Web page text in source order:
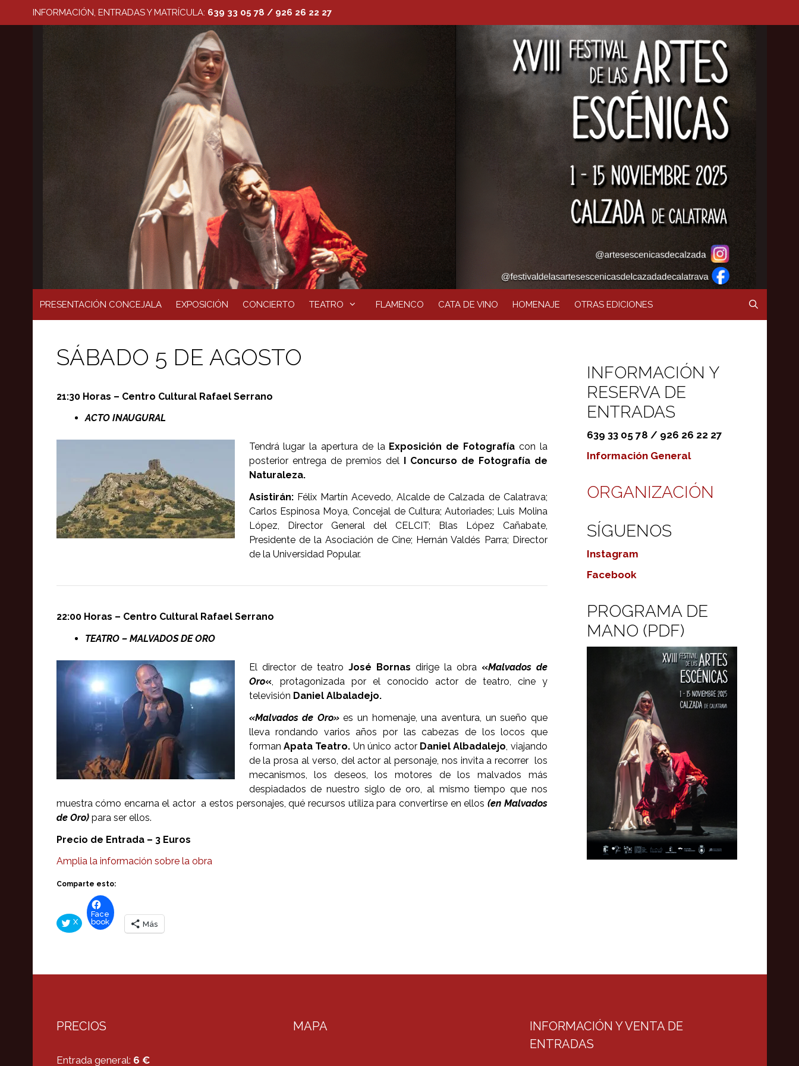
INFORMACIÓN, ENTRADAS Y MATRÍCULA: 639 33 05 78 / 926 26 22 27
PRESENTACIÓN CONCEJALA EXPOSICIÓN CONCIERTO TEATRO FLAMENCO CATA DE VINO HOMENAJE OTRAS EDICIONES
SÁBADO 5 DE AGOSTO
21:30 Horas – Centro Cultural Rafael Serrano
ACTO INAUGURAL
Tendrá lugar la apertura de la Exposición de Fotografía con la
posterior entrega de premios del
I Concurso de Fotografía de
Naturaleza.
Asistirán: Félix Martín Acevedo, Alcalde de Calzada de Calatrava;
Carlos Espinosa Moya, Concejal de Cultura; Autoriades; Luis Molina
López, Director General del CELCIT; Blas López Cañabate,
Presidente de la Asociación de Cine; Hernán Valdés Parra; Director
de la Universidad Popular.
22:00 Horas – Centro Cultural Rafael Serrano
TEATRO – MALVADOS DE ORO
El director de teatro José Bornas dirige la obra «Malvados de
Oro«, protagonizada por el conocido actor de teatro, cine y
televisión Daniel Albaladejo.
«Malvados de Oro»es un homenaje, una aventura, un sueño que
lleva rondando varios años por las cabezas de los locos que
forman Apata Teatro. Un único actor Daniel Albadalejo, viajando
de la prosa al verso, del actor al personaje, nos invita a recorrer los
mecanismos, los deseos, los motores de los malvados más
despiadados de nuestro siglo de oro, al mismo tiempo que nos
muestra cómo encarna el actor a estos personajes, qué recursos utiliza para convertirse en ellos(en Malvados
de Oro) para ser ellos.
Precio de Entrada – 3 Euros
Amplia la información sobre la obra
Comparte esto:
X
Face
book
Más
INFORMACIÓN Y
RESERVA DE
ENTRADAS
639 33 05 78 / 926 26 22 27
Información General
ORGANIZACIÓN
SÍGUENOS
Instagram
Facebook
PROGRAMA DE
MANO (PDF)
PRECIOS
Entrada general: 6 €
MAPA
INFORMACIÓN Y VENTA DE
ENTRADAS